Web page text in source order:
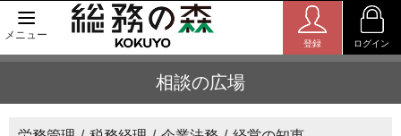
メニュー
登録 ログイン
相談の広場